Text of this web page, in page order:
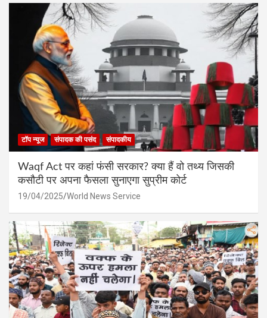
टॉप न्यूज संपादक की पसंद संपादकीय
Waqf Act पर कहां फंसी सरकार? क्या हैं वो तथ्य जिसकी
कसौटी पर अपना फैसला सुनाएगा सुप्रीम कोर्ट
19/04/2025 World News Service